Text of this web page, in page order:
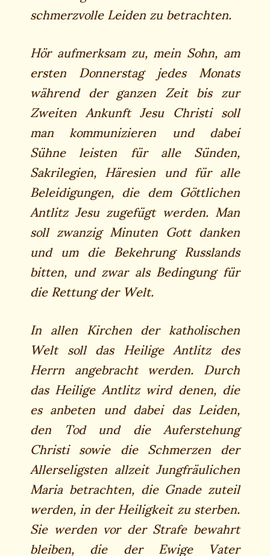
schmerzvolle Leiden zu betrachten.
Hör aufmerksam zu, mein Sohn, am
ersten Donnerstag jedes Monats
während der ganzen Zeit bis zur
Zweiten Ankunft Jesu Christi soll
man kommunizieren und dabei
Sühne leisten für alle Sünden,
Sakrilegien, Häresien und für alle
Beleidigungen, die dem Göttlichen
Antlitz Jesu zugefügt werden. Man
soll zwanzig Minuten Gott danken
und um die Bekehrung Russlands
bitten, und zwar als Bedingung für
die Rettung der Welt.
In allen Kirchen der katholischen
Welt soll das Heilige Antlitz des
Herrn angebracht werden. Durch
das Heilige Antlitz wird denen, die
es anbeten und dabei das Leiden,
den Tod und die Auferstehung
Christi sowie die Schmerzen der
Allerseligsten allzeit Jungfräulichen
Maria betrachten, die Gnade zuteil
werden, in der Heiligkeit zu sterben.
Sie werden vor der Strafe bewahrt
bleiben, die der Ewige Vater